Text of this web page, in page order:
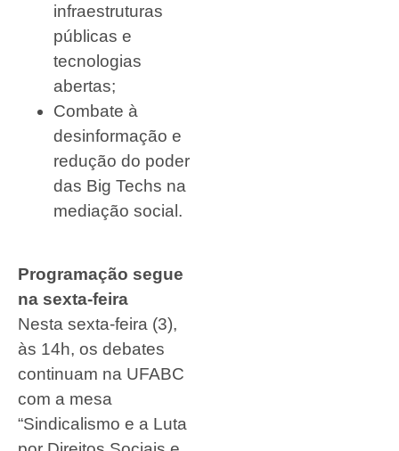
infraestruturas
públicas e
tecnologias
abertas;
Combate à
desinformação e
redução do poder
das Big Techs na
mediação social.
Programação segue
na sexta-feira
Nesta sexta-feira (3),
às 14h, os debates
continuam na UFABC
com a mesa
“Sindicalismo e a Luta